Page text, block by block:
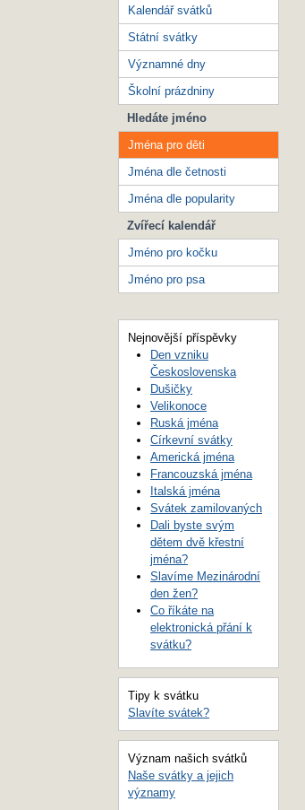
Kalendář svátků
Státní svátky
Významné dny
Školní prázdniny
Hledáte jméno
Jména pro děti
Jména dle četnosti
Jména dle popularity
Zvířecí kalendář
Jméno pro kočku
Jméno pro psa
Nejnovější příspěvky
Den vzniku
Československa
Dušičky
Velikonoce
Ruská jména
Církevní svátky
Americká jména
Francouzská jména
Italská jména
Svátek zamilovaných
Dali byste svým
dětem dvě křestní
jména?
Slavíme Mezinárodní
den žen?
Co říkáte na
elektronická přání k
svátku?
Tipy k svátku
Slavíte svátek?
Význam našich svátků
Naše svátky a jejich
významy